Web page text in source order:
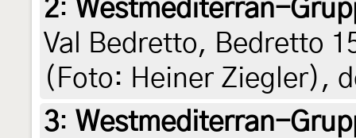
2: Westmediterran-
Val Bedretto, Bedretto
(Foto: Heiner Ziegler),
3: Westmediterran-